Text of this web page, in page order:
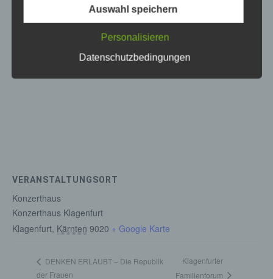
VERANSTALTUNGSORT
Konzerthaus
Konzerthaus Klagenfurt
Klagenfurt, Kärnten 9020 + Google Karte
DENKEN ERLAUBT – Die Republik
der Frauen
Klagenfurter
Familienforum
Sicherheitslücken aufweisen, sodass ein absoluter
Schutz nicht gewährleistet werden kann. Aus
diesem Grund steht es jeder betroffenen Person
frei, personenbezogene Daten auch auf
alternativen Wegen, beispielsweise telefonisch, an
soll sowohl für die Öffentlichkeit als auch für
lesbar und verständlich sein. Um dies zu
gewährleisten, möchten wir vorab die verwendeten
Begrifflichkeiten erläutern.
unter anderem die folgenden Begriffe:
Auswahl speichern
Personalisieren
Datenschutzbedingungen